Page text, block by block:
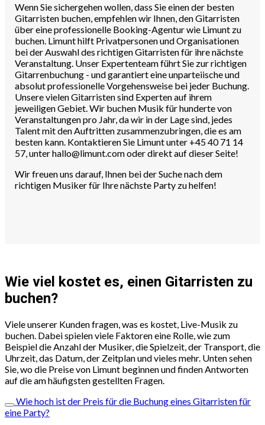
Wenn Sie sichergehen wollen, dass Sie einen der besten
Gitarristen buchen, empfehlen wir Ihnen, den Gitarristen
über eine professionelle Booking-Agentur wie Limunt zu
buchen. Limunthilft Privatpersonen und Organisationen
bei der Auswahl des richtigen Gitarristen für ihre nächste
Veranstaltung. Unser Expertenteam führt Sie zur richtigen
Gitarrenbuchung - und garantiert eine unparteiische und
absolut professionelle Vorgehensweise bei jeder Buchung.
Unsere vielen Gitarristen sind Experten auf ihrem
jeweiligen Gebiet. Wir buchen Musik für hunderte von
Veranstaltungen pro Jahr, da wir in der Lage sind, jedes
Talent mit den Auftritten zusammenzubringen, die es am
besten kann. Kontaktieren Sie Limunt unter +45 40 71 14
57, unter hallo@limunt.com oder direkt auf dieser Seite!
Wir freuen uns darauf, Ihnen bei der Suche nach dem
richtigen Musiker für Ihre nächste Party zu helfen!
Wie viel kostet es, einen Gitarristen zu
buchen?
Viele unserer Kunden fragen, was es kostet, Live-Musik zu
buchen. Dabei spielen viele Faktoren eine Rolle, wie zum
Beispiel die Anzahl der Musiker, die Spielzeit, der Transport, die
Uhrzeit, das Datum, der Zeitplan und vieles mehr. Unten sehen
Sie, wo die Preise von Limunt beginnen und finden Antworten
auf die am häufigsten gestellten Fragen.
Wie hoch ist der Preis für die Buchung eines Gitarristen für
eine Party?